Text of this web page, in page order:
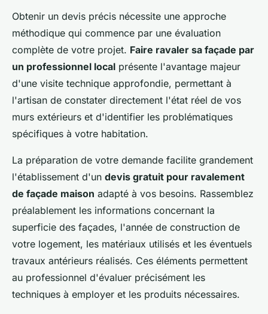
Obtenir un devis précis nécessite une approche
méthodique qui commence par une évaluation
complète de votre projet. Faire ravaler sa façade par
un professionnel local présente l'avantage majeur
d'une visite technique approfondie, permettant à
l'artisan de constater directement l'état réel de vos
murs extérieurs et d'identifier les problématiques
spécifiques à votre habitation.
La préparation de votre demande facilite grandement
l'établissement d'un devis gratuit pour ravalement
de façade maison adapté à vos besoins. Rassemblez
préalablement les informations concernant la
superficie des façades, l'année de construction de
votre logement, les matériaux utilisés et les éventuels
travaux antérieurs réalisés. Ces éléments permettent
au professionnel d'évaluer précisément les
techniques à employer et les produits nécessaires.